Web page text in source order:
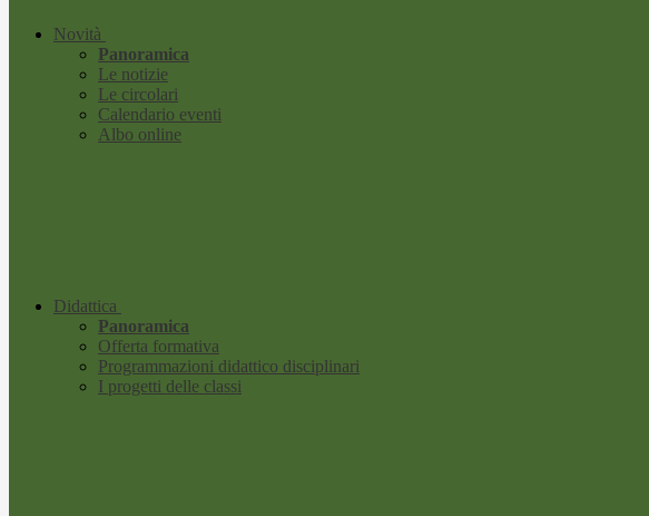
Novità
Panoramica
Le notizie
Le circolari
Calendario eventi
Albo online
Didattica
Panoramica
Offerta formativa
Programmazioni didattico disciplinari
I progetti delle classi